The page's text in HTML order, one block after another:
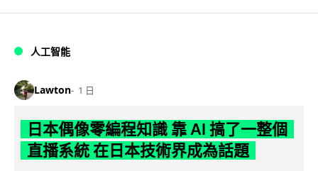
人工智能
Lawton 1 日
日本偶像零編程知識 靠 AI 搞了一整個
直播系統 在日本技術界成為話題